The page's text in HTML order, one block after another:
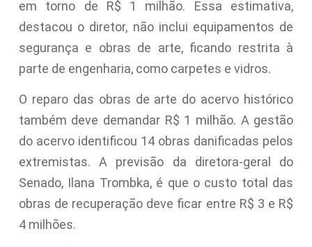
em torno de R$ 1 milhão. Essa estimativa,
destacou o diretor, não inclui equipamentos de
segurança e obras de arte, ficando restrita à
parte de engenharia, como carpetes e vidros.
O reparo das obras de arte do acervo histórico
também deve demandar R$ 1 milhão. A gestão
do acervo identificou 14 obras danificadas pelos
extremistas. A previsão da diretora-geral do
Senado, Ilana Trombka, é que o custo total das
obras de recuperação deve ficar entre R$ 3 e R$
4 milhões.